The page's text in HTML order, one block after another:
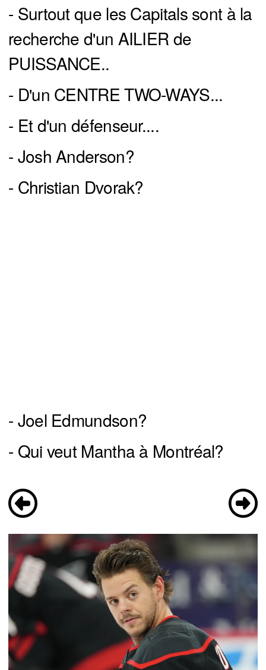
- Surtout que les Capitals sont à la
recherche d'un AILIER de
PUISSANCE..
- D'un CENTRE TWO-WAYS...
- Et d'un défenseur....
- Josh Anderson?
- Christian Dvorak?
- Joel Edmundson?
- Qui veut Mantha à Montréal?